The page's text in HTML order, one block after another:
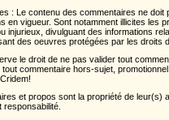
: Le contenu des commentaires ne doit
en vigueur. Sont notamment illicites les
injurieux, divulguant des informations
des oeuvres protégées par les droits
le droit de ne pas valider tout
tout commentaire hors-sujet,
et propos sont la propriété de leur(s)
responsabilité.